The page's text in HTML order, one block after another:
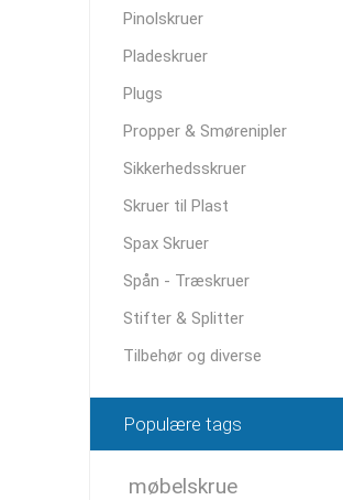
Pinolskruer
Pladeskruer
Plugs
Propper & Smørenipler
Sikkerhedsskruer
Skruer til Plast
Spax Skruer
Spån - Træskruer
Stifter & Splitter
Tilbehør og diverse
Populære tags
møbelskrue